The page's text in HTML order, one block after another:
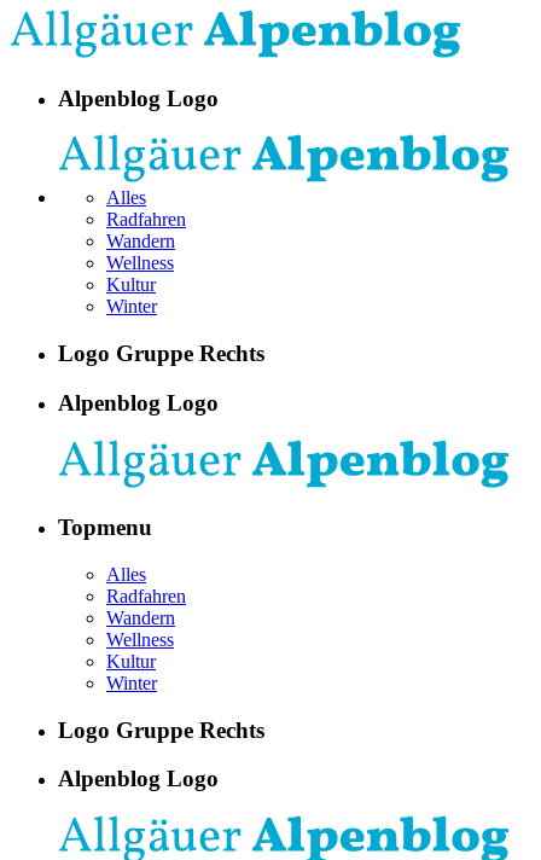
Alpenblog Logo
Alles
Radfahren
Wandern
Wellness
Kultur
Winter
Logo Gruppe Rechts
Alpenblog Logo
Topmenu
Alles
Radfahren
Wandern
Wellness
Kultur
Winter
Logo Gruppe Rechts
Alpenblog Logo